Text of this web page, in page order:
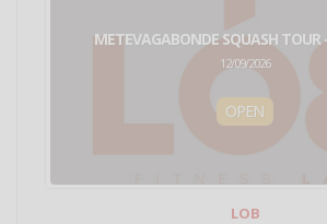
METEVAGABONDE SQUASH TOUR
12/09/2026
OPEN
LOB